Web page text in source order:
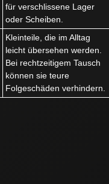
für verschlissene Lager
oder Scheiben.
Kleinteile, die im Alltag
leicht übersehen werden.
Bei rechtzeitigem Tausch
können sie teure
Folgeschäden verhindern.